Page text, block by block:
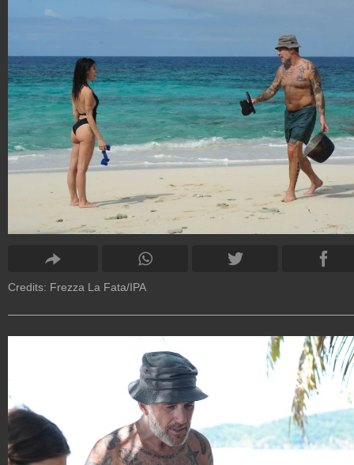
Credits: Frezza La Fata/IPA